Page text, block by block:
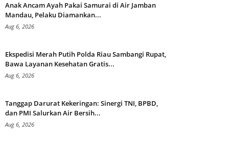
Anak Ancam Ayah Pakai Samurai di Air Jamban
Mandau, Pelaku Diamankan...
Aug 6, 2026
Ekspedisi Merah Putih Polda Riau Sambangi Rupat,
Bawa Layanan Kesehatan Gratis...
Aug 6, 2026
Tanggap Darurat Kekeringan: Sinergi TNI, BPBD,
dan PMI Salurkan Air Bersih...
Aug 6, 2026